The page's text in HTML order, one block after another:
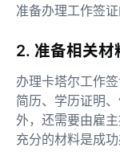
准备办理工作签证
2. 准备相关材
办理卡塔尔工作
简历、学历证明
外，还需要由雇
充分的材料是成